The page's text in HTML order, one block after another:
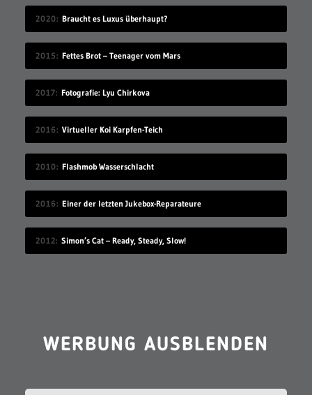
2020 Braucht es Luxus überhaupt?
2015 Fettes Brot – Teenager vom Mars
2017 Fotografie: Lyu Chirkova
2016 Virtueller Koi Karpfen-Teich
2010 Flashmob Wasserschlacht
2016 Einer der letzten Jukebox-Reparateure
2012 Simon’s Cat – Ready, Steady, Slow!
WERBUNG AUSBLENDEN